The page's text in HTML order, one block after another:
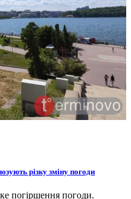
різку зміну погоди
погіршення погоди.